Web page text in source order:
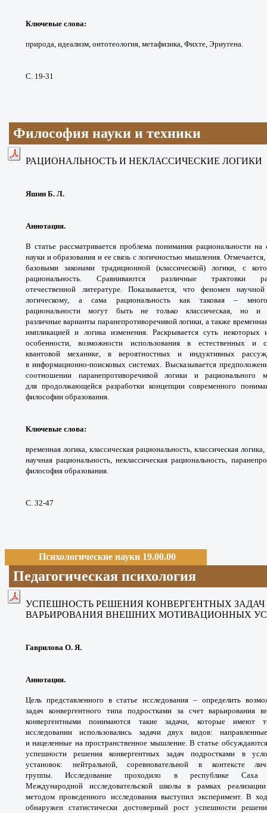
Ключевые слова:
природа, идеализм, онтотеология, метафизика, Фихте, Эриугена.
С. 19-31
Философия науки и техники
РАЦИОНАЛЬНОСТЬ И НЕКЛАССИЧЕСКИЕ ЛОГИКИ
Яшин Б. Л.
Аннотация.
В статье рассматривается проблема понимания рациональности
науки и образования и ее связь с логичностью мышления. Отмечается,
базовыми законами традиционной (классической) логики, с
рациональность.Сравниваются различные трактовки
отечественной литературе. Показывается, что феномен
логическому, а сама рациональность как таковая –
рациональностимогут быть не только классическая, но
различныеварианты паранепротиворечивой логики, а также
импликацией и логика изменения.Раскрывается суть
особенности,возможности использования в естественныхи
квантовоймеханике, в вероятностных и индуктивных
винформационно-поисковых системах. Высказывается
соотношении паранепротиворечивой логики и рационального
для продолжающейся разработки концепции современного
философии образования.
Ключевые слова:
временная логика, классическая рациональность, классическая
научная рациональность, неклассическаярациональность,
философия образования.
С. 32-47
Психологические науки 19.00.00
Педагогическая психология
УСПЕШНОСТЬ РЕШЕНИЯ КОНВЕРГЕНТНЫХ
ВАРЬИРОВАНИЯ ВНЕШНИХ МОТИВАЦИОННЫХ
Гаврилова О. Я.
Аннотация.
Цель представленного в статьеисследования – определить
задач конвергентного типа подростками за счетварьирования
конвергентными понимаются такие задачи, которые имеют
исследовании использовались задачи двух видов:
инацеленные на пространственное мышление.В статье
успешности решенияконвергентных задач подростками в
установок: нейтральной, соревновательной в контексте
группы.Исследование проходило в республике
Международной исследовательской школы в рамках
методомпроведенного исследования выступил эксперимент. В
обнаружен статистически достоверный рост успешности